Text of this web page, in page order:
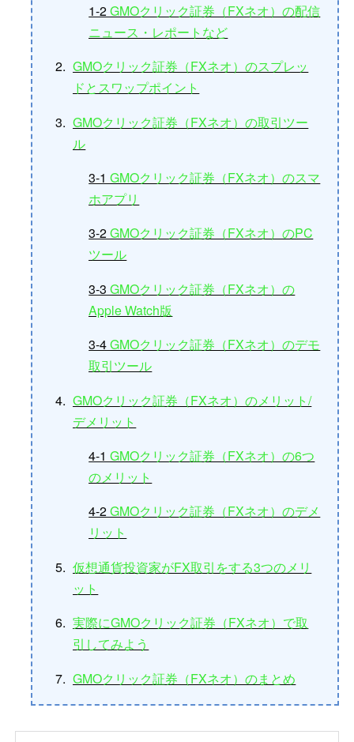
1-2GMOクリック証券（FXネオ）の配信
ニュース・レポートなど
GMOクリック証券（FXネオ）のスプレッ
ドとスワップポイント
GMOクリック証券（FXネオ）の取引ツー
ル
3-1GMOクリック証券（FXネオ）のスマ
ホアプリ
3-2GMOクリック証券（FXネオ）のPC
ツール
3-3GMOクリック証券（FXネオ）の
Apple Watch版
3-4GMOクリック証券（FXネオ）のデモ
取引ツール
GMOクリック証券（FXネオ）のメリット/
デメリット
4-1GMOクリック証券（FXネオ）の6つ
のメリット
4-2GMOクリック証券（FXネオ）のデメ
リット
仮想通貨投資家がFX取引をする3つのメリ
ット
実際にGMOクリック証券（FXネオ）で取
引してみよう
GMOクリック証券（FXネオ）のまとめ